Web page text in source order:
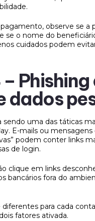
observe se a
se o nome do
cuidados podem
Phishing
dados
uma das táticas
E-mails ou mensagens
podem conter links
de login.
clique em links
bancários fora do
diferentes para cada
fatores ativada.